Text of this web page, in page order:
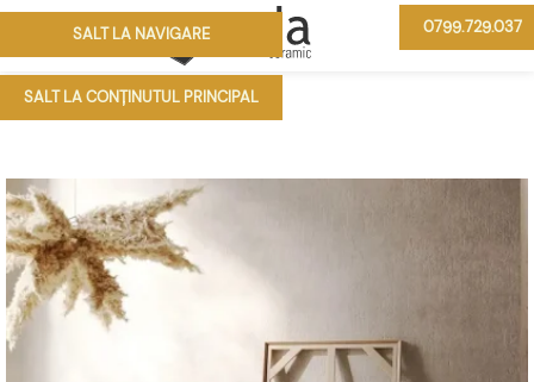
SALT LA NAVIGARE
SALT LA CONȚINUTUL PRINCIPAL
0799.729.037